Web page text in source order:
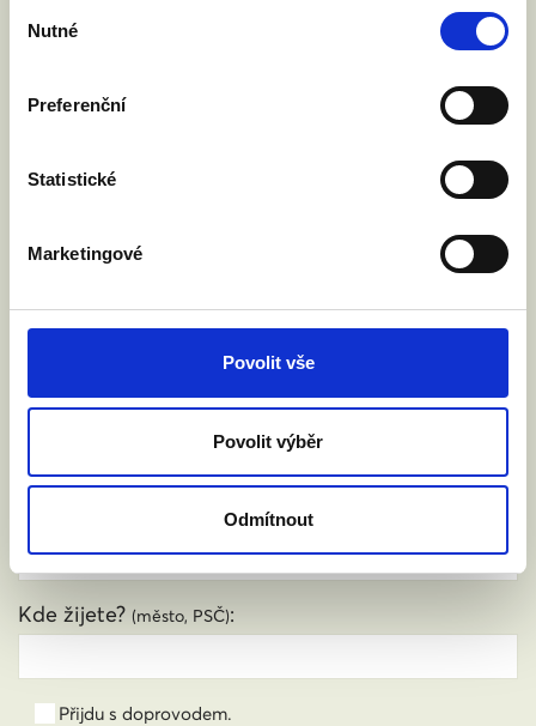
souhlasu
Nutné
Preferenční
Statistické
Marketingové
Povolit vše
Povolit výběr
Odmítnout
nikomu neublíží a mnoha lidem
Chci se zúčastnit.
Jméno a příjmení:
Kde žijete? (město, PSČ):
Přijdu s doprovodem.